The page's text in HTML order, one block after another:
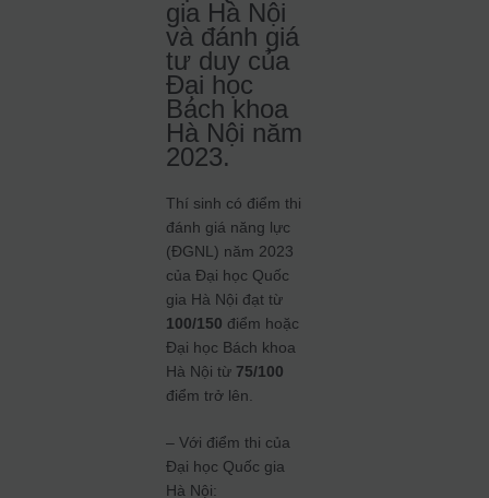
gia Hà Nội
và đánh giá
tư duy của
Đại học
Bách khoa
Hà Nội năm
2023.
Thí sinh có điểm thi
đánh giá năng lực
(ĐGNL) năm 2023
của Đại học Quốc
gia Hà Nội đạt từ
100/150 điểm hoặc
Đại học Bách khoa
Hà Nội từ 75/100
điểm trở lên.
– Với điểm thi của
Đại học Quốc gia
Hà Nội: